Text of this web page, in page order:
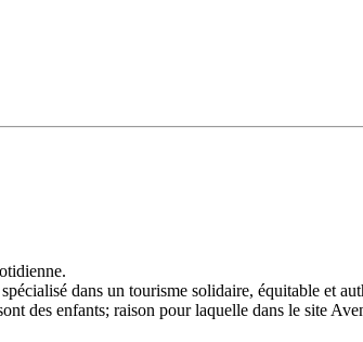
dans un tourisme solidaire, équitable et
des enfants; raison pour laquelle dans le site